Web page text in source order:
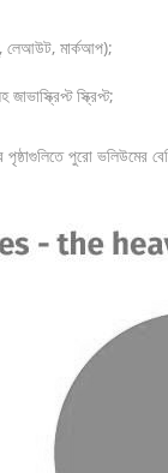
লেআউট, মার্কআপ);
স্ক্রিপ্ট;
পুরো ভলিউমের